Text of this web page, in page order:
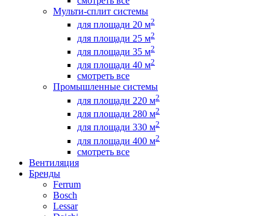
Мульти-сплит системы
для площади 20 м2
для площади 25 м2
для площади 35 м2
для площади 40 м2
смотреть все
Промышленные системы
для площади 220 м2
для площади 280 м2
для площади 330 м2
для площади 400 м2
смотреть все
Вентиляция
Бренды
Ferrum
Bosch
Lessar